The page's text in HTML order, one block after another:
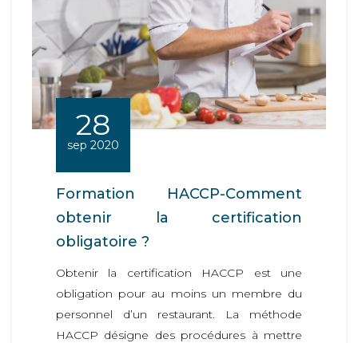
28
sep 2020
Formation HACCP-Comment
obtenir la certification
obligatoire ?
Obtenir la certification HACCP est une
obligation pour au moins un membre du
personnel d’un restaurant. La méthode
HACCP désigne des procédures à mettre